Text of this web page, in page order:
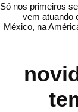
Só nos primeiros
vem atuando
México, na